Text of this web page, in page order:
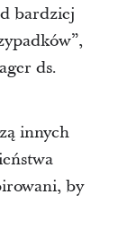
bardziej
ds.
innych
by